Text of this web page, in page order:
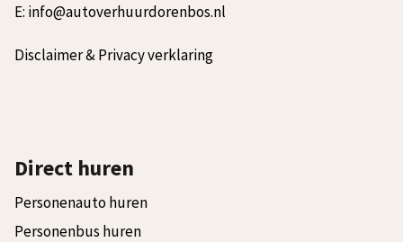
E: info@autoverhuurdorenbos.nl
Disclaimer & Privacy verklaring
Direct huren
Personenauto huren
Personenbus huren